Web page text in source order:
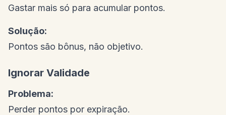
Gastar mais só para acumular pontos.
Solução:
Pontos são bônus, não objetivo.
Ignorar Validade
Problema:
Perder pontos por expiração.